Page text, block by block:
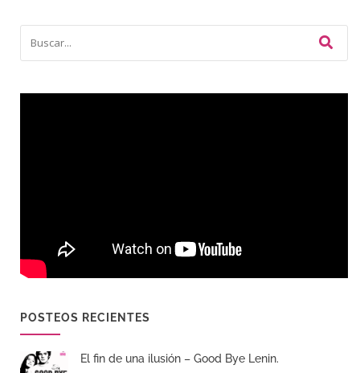
POSTEOS RECIENTES
El fin de una ilusión – Good Bye Lenin.